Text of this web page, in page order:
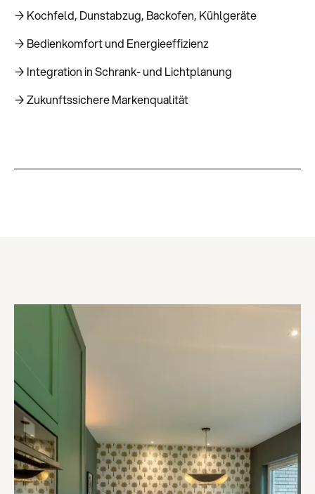
→ Kochfeld, Dunstabzug, Backofen, Kühlgeräte
→ Bedienkomfort und Energieeffizienz
→ Integration in Schrank- und Lichtplanung
→ Zukunftssichere Markenqualität